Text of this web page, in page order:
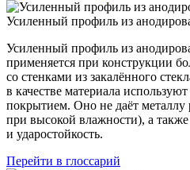
Усиленный профиль из
Усиленный профиль из
применяется при конструкции
со стенками из закалённого
в качестве материала
покрытием. Оно не даёт металлу
при высокой влажности), а
и ударостойкость.
Перейти в глоссарий